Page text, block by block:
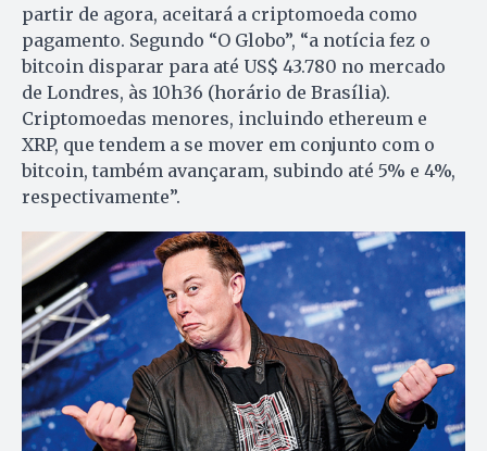
partir de agora, aceitará a criptomoeda como
pagamento. Segundo “O Globo”, “a notícia fez o
bitcoin disparar para até US$ 43.780 no mercado
de Londres, às 10h36 (horário de Brasília).
Criptomoedas menores, incluindo ethereum e
XRP, que tendem a se mover em conjunto com o
bitcoin, também avançaram, subindo até 5% e 4%,
respectivamente”.